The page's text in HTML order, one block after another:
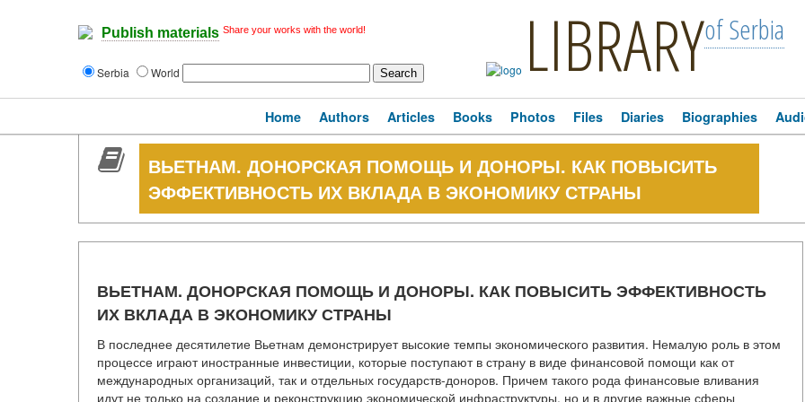
Publish materials Share your works with the world!
Serbia World LIBRARYof Serbia
Home Authors Articles Books Photos Files Diaries Biographies
ВЬЕТНАМ. ДОНОРСКАЯ ПОМОЩЬ И ДОНОРЫ. КАК ПОВЫСИТЬ
ЭФФЕКТИВНОСТЬ ИХ ВКЛАДА В ЭКОНОМИКУ СТРАНЫ
ВЬЕТНАМ. ДОНОРСКАЯ ПОМОЩЬ И ДОНОРЫ. КАК ПОВЫСИТЬ ЭФФЕКТИВНОСТЬ
ИХ ВКЛАДА В ЭКОНОМИКУ СТРАНЫ
В последнее десятилетие Вьетнам демонстрирует высокие темпы экономического развития. Немалую роль в этом
процессе играют иностранные инвестиции, которые поступают в страну в виде финансовой помощи как от
международных организаций, так и отдельных государств-доноров. Причем такого рода финансовые вливания
идут не только на создание и реконструкцию экономической инфраструктуры, но и в другие важные сферы